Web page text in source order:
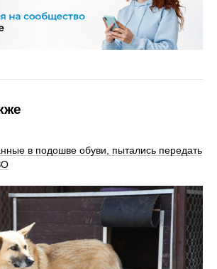
в подошве обуви, пытались передать